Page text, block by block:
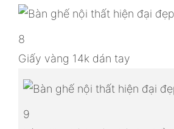
8
Giấy vàng 14k dán tay
9